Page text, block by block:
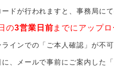
ドが行われますと、事務局に
の3営業日前までにアップ
での「ご本人確認」が不可
ールで事前にご案内した「